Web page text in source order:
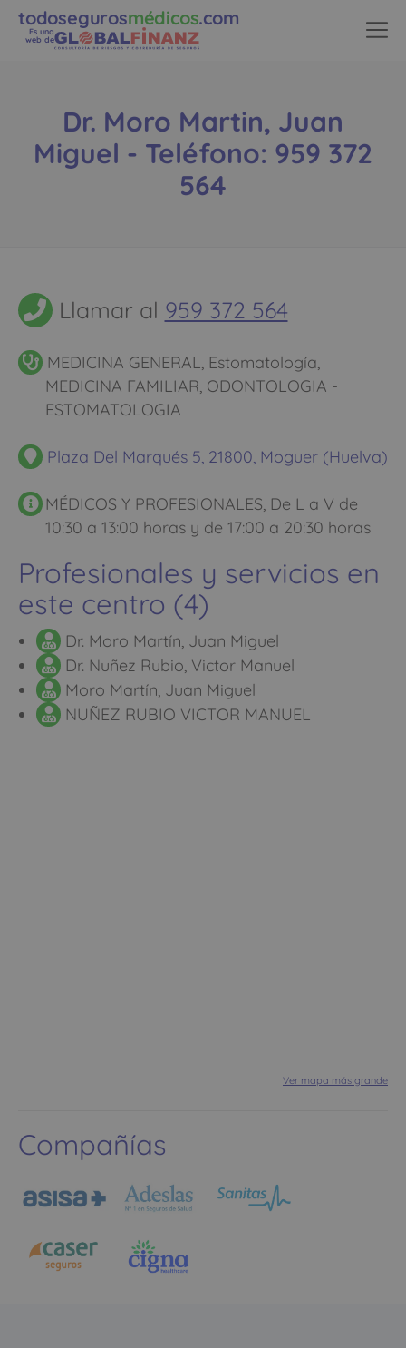
todosegurosmédicos.com
Es una
web de
Dr. Moro Martin, Juan
Miguel - Teléfono: 959 372
564
Llamar al 959 372 564
MEDICINA GENERAL, Estomatología,
MEDICINA FAMILIAR, ODONTOLOGIA -
ESTOMATOLOGIA
Plaza Del Marqués 5, 21800, Moguer (Huelva)
MÉDICOS Y PROFESIONALES, De L a V de
10:30 a 13:00 horas y de 17:00 a 20:30 horas
Profesionales y servicios en
este centro (4)
Dr. Moro Martín, Juan Miguel
Dr. Nuñez Rubio, Victor Manuel
Moro Martín, Juan Miguel
NUÑEZ RUBIO VICTOR MANUEL
Ver mapa más grande
Compañías